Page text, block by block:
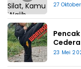
27
23 Mei